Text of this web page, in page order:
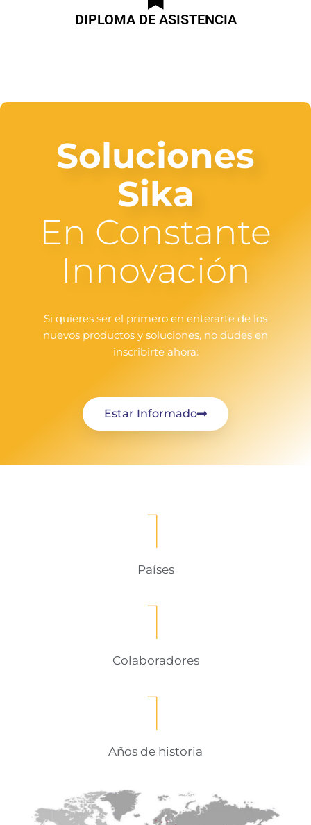
DIPLOMA DE ASISTENCIA
Soluciones
Sika
En Constante
Innovación
Si quieres ser el primero en enterarte de los
nuevos productos y soluciones, no dudes en
inscribirte ahora:
Estar Informado
Países
1
Colaboradores
1
Años de historia
1